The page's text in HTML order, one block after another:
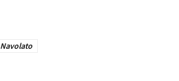
l
Navolato